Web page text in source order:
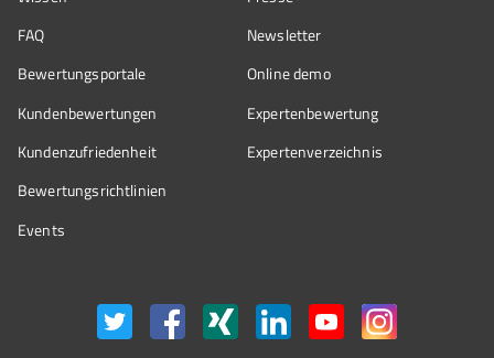
FAQ
Bewertungsportale
Kundenbewertungen
Kundenzufriedenheit
Bewertungs­richtlinien
Events
Newsletter
Online demo
Expertenbewertung
Expertenverzeichnis